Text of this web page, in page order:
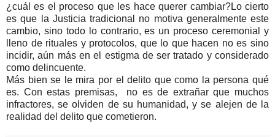
¿cuál es el proceso que les hace querer cambiar?Lo cierto
es que la Justicia tradicional no motiva generalmente este
cambio, sino todo lo contrario, es un proceso ceremonial y
lleno de rituales y protocolos, que lo que hacen no es sino
incidir, aún más en el estigma de ser tratado y considerado
como delincuente.
Más bien se le mira por el delito que como la persona qué
es. Con estas premisas, no es de extrañar que muchos
infractores, se olviden de su humanidad, y se alejen de la
realidad del delito que cometieron.